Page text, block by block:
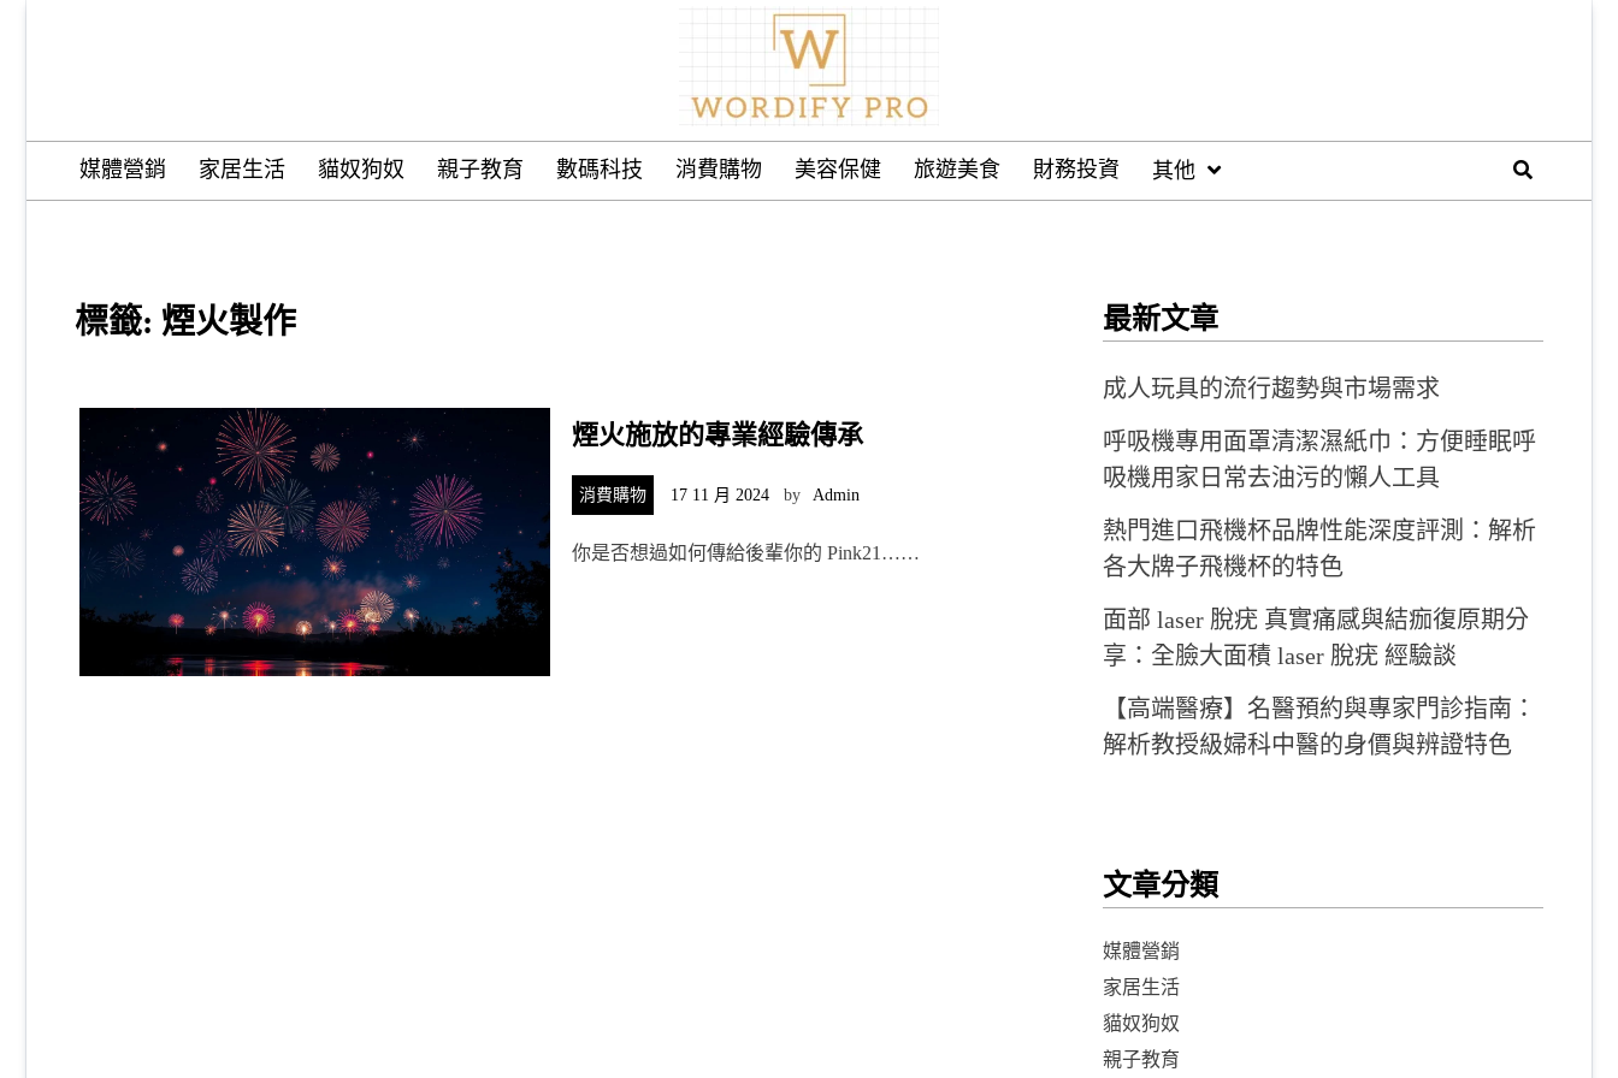
Wordify Pro
媒體營銷 家居生活 貓奴狗奴 親子教育 數碼科技 消費購物 美容保健 旅遊美食 財務投資 其他
標籤: 煙火製作
煙火施放的專業經驗傳承
消費購物 17 11 月 2024 by Admin
你是否想過如何傳給後輩你的 Pink21……
最新文章
成人玩具的流行趨勢與市場需求
呼吸機專用面罩清潔濕紙巾：方便睡眠呼
吸機用家日常去油污的懶人工具
熱門進口飛機杯品牌性能深度評測：解析
各大牌子飛機杯的特色
面部 laser 脫疣 真實痛感與結痂復原期分
享：全臉大面積 laser 脫疣 經驗談
【高端醫療】名醫預約與專家門診指南：
解析教授級婦科中醫的身價與辨證特色
文章分類
媒體營銷
家居生活
貓奴狗奴
親子教育